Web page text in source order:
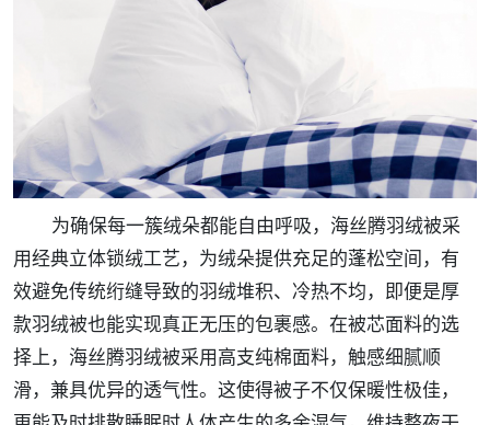
为确保每一簇绒朵都能自由呼吸，海丝腾羽绒被采
用经典立体锁绒工艺，为绒朵提供充足的蓬松空间，有
效避免传统绗缝导致的羽绒堆积、冷热不均，即便是厚
款羽绒被也能实现真正无压的包裹感。在被芯面料的选
择上，海丝腾羽绒被采用高支纯棉面料，触感细腻顺
滑，兼具优异的透气性。这使得被子不仅保暖性极佳，